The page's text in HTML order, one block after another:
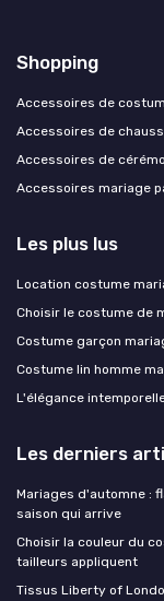
Shopping
Accessoires de
Accessoires de
Accessoires de
Accessoires mariage
Les plus lus
Location costume
Choisir le costume de
Costume garçon
Costume lin homme
L'élégance
Les derniers
Mariages d'automne :
saison qui arrive
Choisir la couleur du
tailleurs appliquent
Tissus Liberty of